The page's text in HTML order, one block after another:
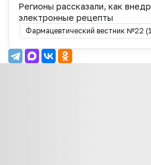
Регионы рассказали, как
электронные рецепты
Фармацевтический вестник №22